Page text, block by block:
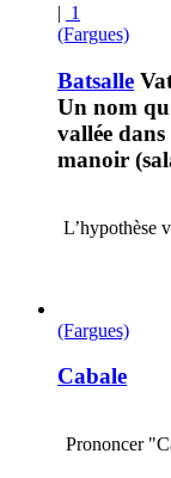
| 1
(Fargues)
Batsalle
Un nom
vallée
manoir
L’hypothèse
(Fargues)
Cabale
Prononcer